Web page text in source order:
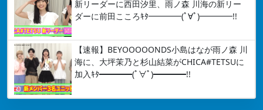
新リーダーに西田汐里、雨ノ森 川海の新リー
ダーに前田こころｷﾀ━━━━(ﾟ∀ﾟ)━━━━!!
【速報】BEYOOOOONDS小島はなが雨ノ森 川
海に、大坪茉乃と杉山結菜がCHICA#TETSUに
加入ｷﾀ━━━━(ﾟ∀ﾟ)━━━━!!